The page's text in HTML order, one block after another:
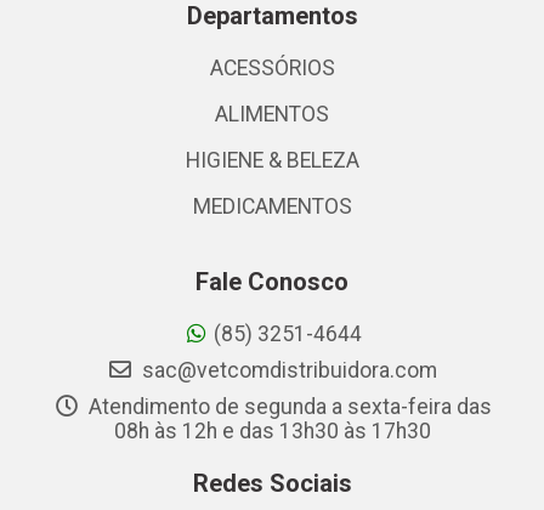
Departamentos
ACESSÓRIOS
ALIMENTOS
HIGIENE & BELEZA
MEDICAMENTOS
Fale Conosco
(85) 3251-4644
sac@vetcomdistribuidora.com
Atendimento de segunda a sexta-feira das
08h às 12h e das 13h30 às 17h30
Redes Sociais